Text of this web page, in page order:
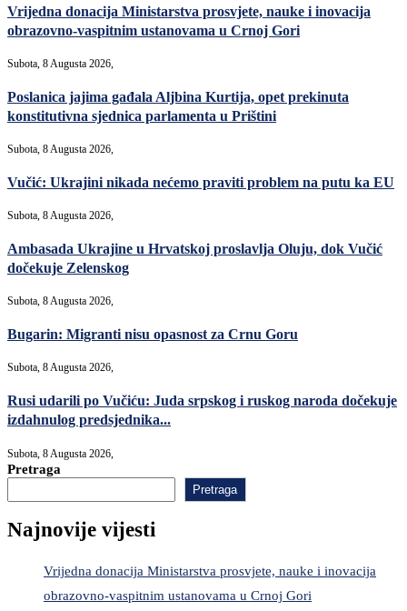
Vrijedna donacija Ministarstva prosvjete, nauke i inovacija
obrazovno-vaspitnim ustanovama u Crnoj Gori
Subota, 8 Augusta 2026,
Poslanica jajima gađala Aljbina Kurtija, opet prekinuta
konstitutivna sjednica parlamenta u Prištini
Subota, 8 Augusta 2026,
Vučić: Ukrajini nikada nećemo praviti problem na putu ka EU
Subota, 8 Augusta 2026,
Ambasada Ukrajine u Hrvatskoj proslavlja Oluju, dok Vučić
dočekuje Zelenskog
Subota, 8 Augusta 2026,
Bugarin: Migranti nisu opasnost za Crnu Goru
Subota, 8 Augusta 2026,
Rusi udarili po Vučiću: Juda srpskog i ruskog naroda dočekuje
izdahnulog predsjednika...
Subota, 8 Augusta 2026,
Pretraga
Pretraga
Najnovije vijesti
Vrijedna donacija Ministarstva prosvjete, nauke i inovacija
obrazovno-vaspitnim ustanovama u Crnoj Gori